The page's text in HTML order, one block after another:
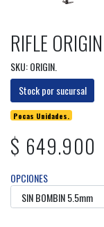
RIFLE
SKU: ORIGIN.
Stock por sucursal
Pocas Unidades.
$ 649.900
OPCIONES